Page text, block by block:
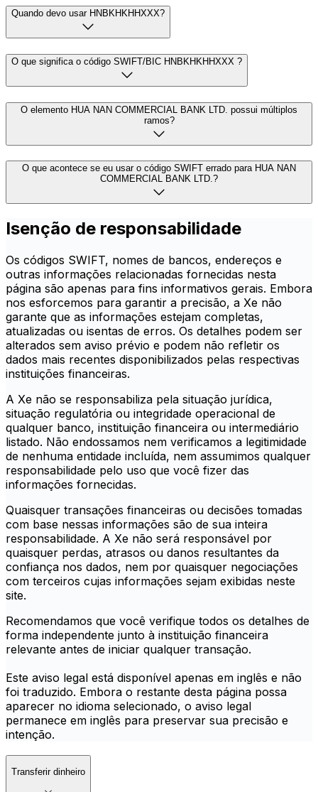
Quando devo usar HNBKHKHHXXX?
O que significa o código SWIFT/BIC HNBKHKHHXXX ?
O elemento HUA NAN COMMERCIAL BANK LTD. possui múltiplos
ramos?
O que acontece se eu usar o código SWIFT errado para HUA NAN
COMMERCIAL BANK LTD.?
Isenção de responsabilidade
Os códigos SWIFT, nomes de bancos, endereços e
outras informações relacionadas fornecidas nesta
página são apenas para fins informativos gerais. Embora
nos esforcemos para garantir a precisão, a Xe não
garante que as informações estejam completas,
atualizadas ou isentas de erros. Os detalhes podem ser
alterados sem aviso prévio e podem não refletir os
dados mais recentes disponibilizados pelas respectivas
instituições financeiras.
A Xe não se responsabiliza pela situação jurídica,
situação regulatória ou integridade operacional de
qualquer banco, instituição financeira ou intermediário
listado. Não endossamos nem verificamos a legitimidade
de nenhuma entidade incluída, nem assumimos qualquer
responsabilidade pelo uso que você fizer das
informações fornecidas.
Quaisquer transações financeiras ou decisões tomadas
com base nessas informações são de sua inteira
responsabilidade. A Xe não será responsável por
quaisquer perdas, atrasos ou danos resultantes da
confiança nos dados, nem por quaisquer negociações
com terceiros cujas informações sejam exibidas neste
site.
Recomendamos que você verifique todos os detalhes de
forma independente junto à instituição financeira
relevante antes de iniciar qualquer transação.
Este aviso legal está disponível apenas em inglês e não
foi traduzido. Embora o restante desta página possa
aparecer no idioma selecionado, o aviso legal
permanece em inglês para preservar sua precisão e
intenção.
Transferir dinheiro